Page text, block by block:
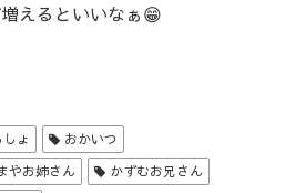
えるといいなぁ😁
ょ
おかいつ
やお姉さん
かずむお兄さん